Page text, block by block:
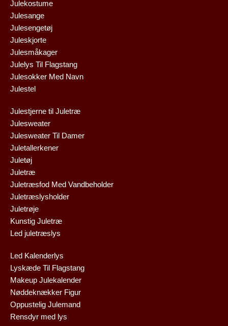
Julekostume
Julesange
Julesengetøj
Juleskjorte
Julesmåkager
Julelys Til Flagstang
Julesokker Med Navn
Julestel
Julestjerne til Juletræ
Julesweater
Julesweater Til Damer
Juletallerkener
Juletøj
Juletræ
Juletræsfod Med Vandbeholder
Juletræslysholder
Juletrøje
Kunstig Juletræ
Led juletræslys
Led Kalenderlys
Lyskæde Til Flagstang
Makeup Julekalender
Nøddeknækker Figur
Oppustelig Julemand
Rensdyr med lys